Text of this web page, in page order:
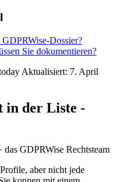
Dossier?
Sie dokumentieren?
Aktualisiert: 7. April
in der Liste -
GDPRWise Rechtsteam
aber nicht jede